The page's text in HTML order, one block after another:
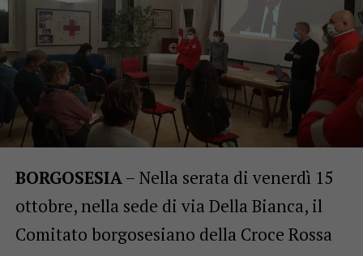
BORGOSESIA– Nella serata di venerdì 15
ottobre, nella sede di via Della Bianca, il
Comitato borgosesiano della Croce Rossa